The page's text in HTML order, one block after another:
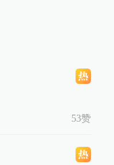
53赞